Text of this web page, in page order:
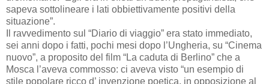
sapeva sottolineare i lati obbiettivamente positivi della
situazione”.
Il ravvedimento sul “Diario di viaggio” era stato immediato,
sei anni dopo i fatti, pochi mesi dopo l’Ungheria, su “Cinema
nuovo”, a proposito del film “La caduta di Berlino” che a
Mosca l’aveva commosso: ci aveva visto “un esempio di
stile popolare ricco d’ invenzione poetica, in opposizione al